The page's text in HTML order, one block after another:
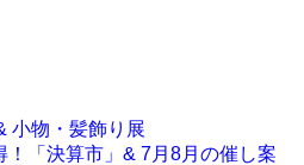
小物・髪飾り展
！「決算市」& 7月8月の催し案